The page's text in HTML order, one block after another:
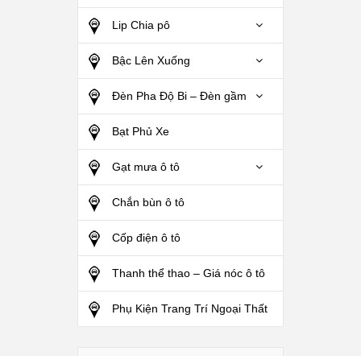
Lip Chia pô
Bậc Lên Xuống
Đèn Pha Độ Bi – Đèn gầm
Bạt Phủ Xe
Gạt mưa ô tô
Chắn bùn ô tô
Cốp điện ô tô
Thanh thể thao – Giá nóc ô tô
Phụ Kiện Trang Trí Ngoại Thất